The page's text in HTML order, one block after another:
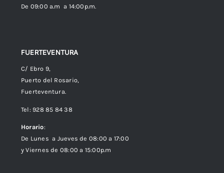
De 09:00 a.m a 14:00p.m.
FUERTEVENTURA
C/ Ebro 9,
Puerto del Rosario,
Fuerteventura.
Tel: 928 85 84 38
Horario:
De Lunes a Jueves de 08:00 a 17:00
y Viernes de 08:00 a 15:00p.m